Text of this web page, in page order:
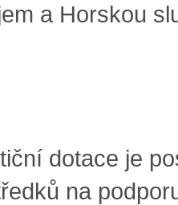
a Horskou
dotace je
na